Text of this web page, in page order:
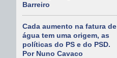
Barreiro
Cada aumento na fatura de
água tem uma origem, as
políticas do PS e do PSD.
Por Nuno Cavaco